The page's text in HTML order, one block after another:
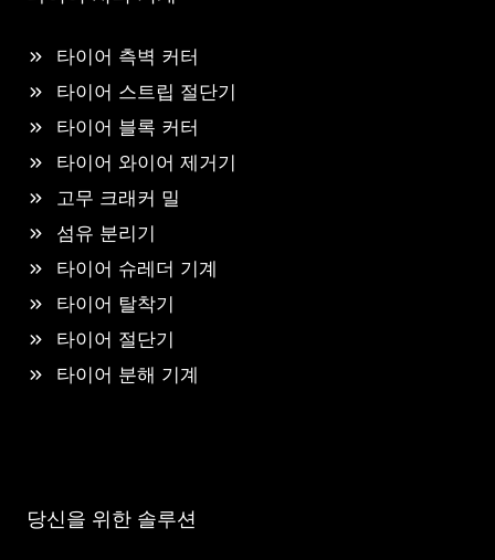
타이어 측벽 커터
타이어 스트립 절단기
타이어 블록 커터
타이어 와이어 제거기
고무 크래커 밀
섬유 분리기
타이어 슈레더 기계
타이어 탈착기
타이어 절단기
타이어 분해 기계
당신을 위한 솔루션